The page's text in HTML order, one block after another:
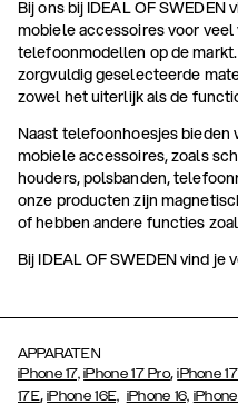
Bij ons bij IDEAL OF
mobiele accessoires voor
telefoonmodellen op de
zorgvuldig geselecteerde
zowel het uiterlijk als de
Naast telefoonhoesjes bieden
mobiele accessoires, zoals
houders, polsbanden,
onze producten zijn
of hebben andere functies
Bij IDEAL OF SWEDEN vind
APPARATEN
iPhone 17, iPhone 17 Pro,iPhone
17E,iPhone 16E, iPhone 16,